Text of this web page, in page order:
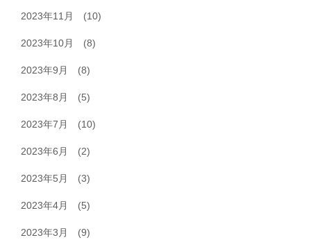
2023年11月 (10)
2023年10月 (8)
2023年9月 (8)
2023年8月 (5)
2023年7月 (10)
2023年6月 (2)
2023年5月 (3)
2023年4月 (5)
2023年3月 (9)